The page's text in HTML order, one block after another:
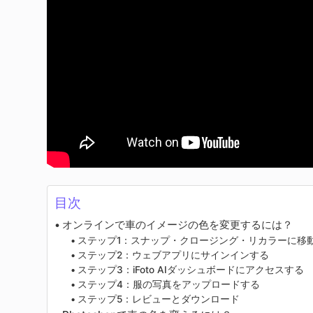
目次
オンラインで車のイメージの色を変更するには？
ステップ1：スナップ・クロージング・リカラーに移
ステップ2：ウェブアプリにサインインする
ステップ3：iFoto AIダッシュボードにアクセスする
ステップ4：服の写真をアップロードする
ステップ5：レビューとダウンロード